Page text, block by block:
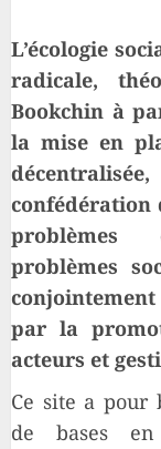
L’écologie
radicale,
Bookchin à
la mise en
confédération
problèmes
problèmes
par la
acteurs et
Ce site a pour
de bases en